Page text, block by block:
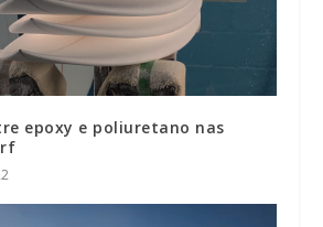
epoxy e poliuretano nas